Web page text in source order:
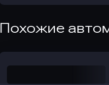
в Совкомбанк
Похожие